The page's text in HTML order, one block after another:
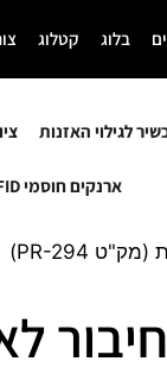
בלוג קטלוג
לגילוי האזנות
ארנקים חוסמי RFID